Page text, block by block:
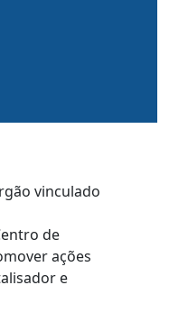
vinculado
de
ações
e